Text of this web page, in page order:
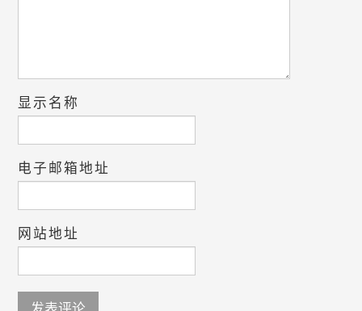
显示名称
电子邮箱地址
网站地址